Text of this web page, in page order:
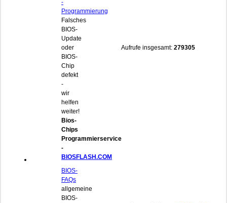
-
Programmierung
Falsches
BIOS-
Update
oder
BIOS-
Chip
defekt
-
wir
helfen
weiter!
Bios-
Chips
Programmierservice
-
BIOSFLASH.COM
Aufrufe insgesamt: 279305
BIOS-
FAQs
allgemeine
BIOS-